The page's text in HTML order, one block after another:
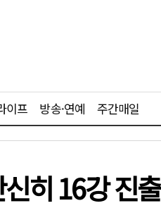
이프 방송·연예 주간매일
히 16강 진출